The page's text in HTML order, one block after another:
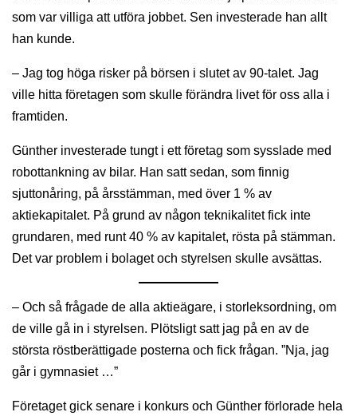
som var villiga att utföra jobbet. Sen investerade han allt
han kunde.
– Jag tog höga risker på börsen i slutet av 90-talet. Jag
ville hitta företagen som skulle förändra livet för oss alla i
framtiden.
Günther investerade tungt i ett företag som sysslade med
robottankning av bilar. Han satt sedan, som finnig
sjuttonåring, på årsstämman, med över 1 % av
aktiekapitalet. På grund av någon teknikalitet fick inte
grundaren, med runt 40 % av kapitalet, rösta på stämman.
Det var problem i bolaget och styrelsen skulle avsättas.
– Och så frågade de alla aktieägare, i storleksordning, om
de ville gå in i styrelsen. Plötsligt satt jag på en av de
största röstberättigade posterna och fick frågan. ”Nja, jag
går i gymnasiet …”
Företaget gick senare i konkurs och Günther förlorade hela